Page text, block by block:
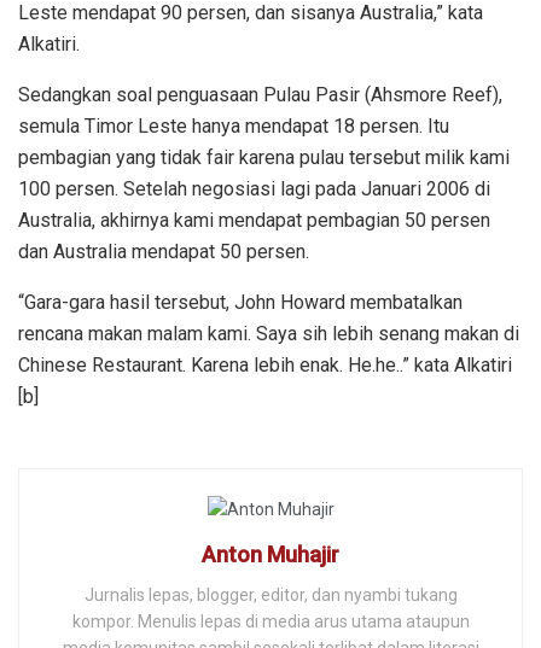
Leste mendapat 90 persen, dan sisanya Australia,” kata
Alkatiri.
Sedangkan soal penguasaan Pulau Pasir (Ahsmore Reef),
semula Timor Leste hanya mendapat 18 persen. Itu
pembagian yang tidak fair karena pulau tersebut milik kami
100 persen. Setelah negosiasi lagi pada Januari 2006 di
Australia, akhirnya kami mendapat pembagian 50 persen
dan Australia mendapat 50 persen.
“Gara-gara hasil tersebut, John Howard membatalkan
rencana makan malam kami. Saya sih lebih senang makan di
Chinese Restaurant. Karena lebih enak. He.he..” kata Alkatiri
[b]
Anton Muhajir
Jurnalis lepas, blogger, editor, dan nyambi tukang
kompor. Menulis lepas di media arus utama ataupun